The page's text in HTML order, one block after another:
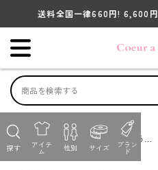
送料全国一律660円! 6,600円
探す アイテ
ム 性別 サイズ ブラン
ド
ACCOUNT MENU
ようこそ ゲスト 様
性別
HOME
ご利用ガイド&よくある質
問